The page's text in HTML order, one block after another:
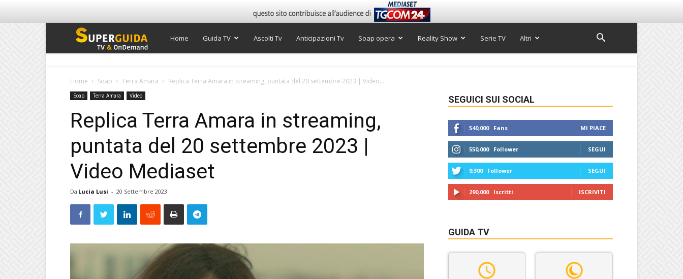
Super
Home Guida TV Ascolti Tv Anticipazioni Tv Soap opera Reality Show Serie TV Altri
Home Soap Terra Amara Replica Terra Amara in streaming, puntata del 20 settembre 2023 | Video...
Soap Terra Amara Video
Replica Terra Amara in streaming,
puntata del 20 settembre 2023 |
Video Mediaset
Da Lucia Lusi - 20 Settembre 2023
SEGUICI SUI SOCIAL
540,000 Fans MI PIACE
550,000 Follower SEGUI
9,300 Follower SEGUI
290,000 Iscritti ISCRIVITI
GUIDA TV